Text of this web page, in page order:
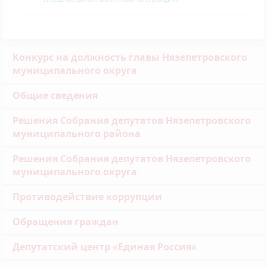
Конкурс на должность главы Нязепетровского
муниципального округа
Общие сведения
Решения Собрания депутатов Нязепетровского
муниципального района
Решения Собрания депутатов Нязепетровского
муниципального округа
Противодействие коррупции
Обращения граждан
Депутатский центр «Единая Россия»